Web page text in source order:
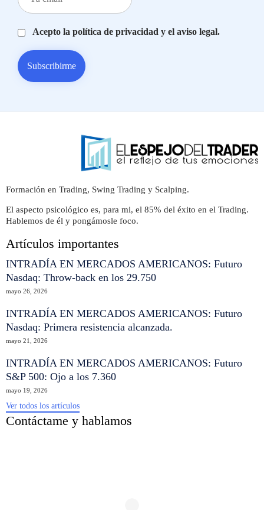
Acepto la política de privacidad y el aviso legal.
Formación en Trading, Swing Trading y Scalping.
El aspecto psicológico es, para mi, el 85% del éxito en el Trading.
Hablemos de él y pongámosle foco.
Artículos importantes
INTRADÍA EN MERCADOS AMERICANOS: Futuro
Nasdaq: Throw-back en los 29.750
mayo 26, 2026
INTRADÍA EN MERCADOS AMERICANOS: Futuro
Nasdaq: Primera resistencia alcanzada.
mayo 21, 2026
INTRADÍA EN MERCADOS AMERICANOS: Futuro
S&P 500: Ojo a los 7.360
mayo 19, 2026
Ver todos los artículos
Contáctame y hablamos